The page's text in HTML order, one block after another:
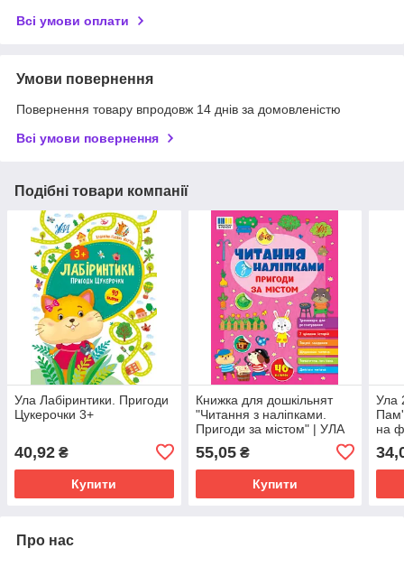
Всі умови оплати
Умови повернення
Повернення товару впродовж 14 днів за домовленістю
Всі умови повернення
Подібні товари компанії
Ула Лабіринтики. Пригоди
Цукерочки 3+
40,92 ₴
Купити
Книжка для дошкільнят
"Читання з наліпками.
Пригоди за містом" | УЛА
55,05₴
Купити
Ула
на
Про нас